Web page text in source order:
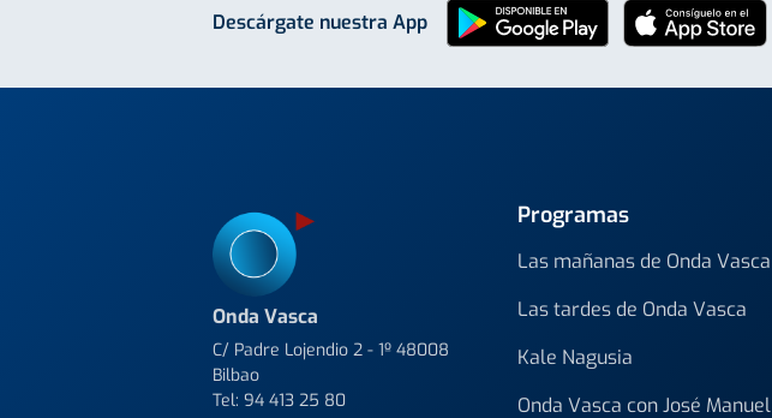
Descárgate nuestra App
Programas
Las mañanas de Onda Vasca
Las tardes de Onda Vasca
Kale Nagusia
Onda Vasca con José Manuel
Onda Vasca
C/ Padre Lojendio 2 - 1º 48008
Bilbao
Tel: 94 413 25 80